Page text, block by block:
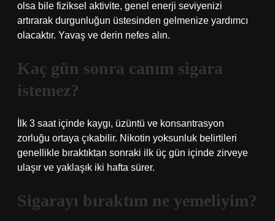
olsa bile fiziksel aktivite, genel enerji seviyenizi
artırarak durgunluğun üstesinden gelmenize yardımcı
olacaktır. Yavaş ve derin nefes alın.
Kaç gün sonra canım sigara
istemez?
İlk 3 saat içinde kaygı, üzüntü ve konsantrasyon
zorluğu ortaya çıkabilir. Nikotin yoksunluk belirtileri
genellikle bıraktıktan sonraki ilk üç gün içinde zirveye
ulaşır ve yaklaşık iki hafta sürer.
Sigarayı bıraktım ne yemeliyim?